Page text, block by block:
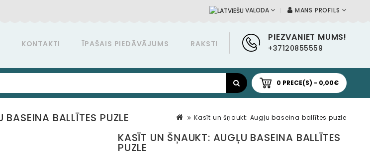
MANS PROFILS
VALODA
PIEZVANIET MUMS!
+37120855559
KONTAKTI ĪPAŠAIS PIEDĀVĀJUMS RAKSTI
0 PRECE(S) - 0,00€
Kasīt un šņaukt: Augļu baseina ballītes puzle
BALLĪTES PUZLE
KASĪT UN ŠŅAUKT: AUGĻU BASEINA BALLĪTES
PUZLE